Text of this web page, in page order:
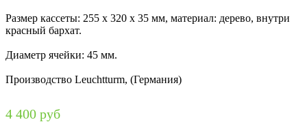
Размер кассеты: 255 x 320 x 35 мм, материал: дерево, внутри
красный бархат.
Диаметр ячейки: 45 мм.
Производство Leuchtturm, (Германия)
4 400 руб